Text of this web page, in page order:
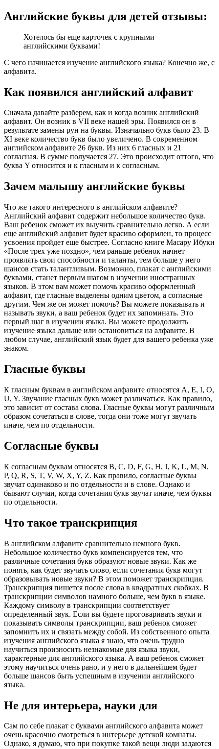
Английские буквы для детей отзывы:
Хотелось бы еще карточек с крупными
английскими буквами!
С чего начинается изучение английского языка? Конечно же, с
алфавита.
Как появился английский алфавит
Сначала давайте разберем, как и когда возник английский
алфавит. Он возник в VII веке нашей эры. Появился он в
результате замены рун на буквы. Изначально букв было 23. В
XI веке количество букв было увеличено. В современном
английском алфавите 26 букв. Из них 6 гласных и 21
согласная. В сумме получается 27. Это происходит оттого, что
буква Y относится и к гласным и к согласным.
Зачем малышу английские буквы
Что же такого интересного в английском алфавите?
Английский алфавит содержит небольшое количество букв.
Ваш ребенок сможет их выучить сравнительно легко. А если
еще английский алфавит будет красиво оформлен, то процесс
усвоения пройдет еще быстрее. Согласно книге Масару Ибуки
«После трех уже поздно», чем раньше ребенок начнет
проявлять свои способности и таланты, тем больше у него
шансов стать талантливым. Возможно, плакат с английскими
буквами, станет первым шагом в изучении иностранных
языков. В этом вам может помочь красиво оформленный
алфавит, где гласные выделены одним цветом, а согласные
другим. Чем же он может помочь? Вы можете показывать и
называть звуки, а ваш ребенок будет их запоминать. Это
первый шаг в изучении языка. Вы можете продолжить
изучение языка дальше или остановиться на алфавите. В
любом случае, английский язык будет для вашего ребенка уже
знаком.
Гласные буквы
К гласным буквам в английском алфавите относятся A, E, I, O,
U, Y. Звучание гласных букв может различаться. Как правило,
это зависит от состава слова. Гласные буквы могут различным
образом сочетаться в слове, тогда они тоже могут звучать
иначе, чем по отдельности.
Согласные буквы
К согласным буквам относятся B, C, D, F, G, H, J, K, L, M, N,
P, Q, R, S, T, V, W, X, Y, Z. Как правило, согласные буквы
звучат одинаково и по отдельности и в слове. Однако и
бывают случаи, когда сочетания букв звучат иначе, чем буквы
по отдельности.
Что такое транскрипция
В английском алфавите сравнительно немного букв.
Небольшое количество букв компенсируется тем, что
различные сочетания букв образуют новые звуки. Как же
понять, как будет звучать слово, если сочетания букв могут
образовывать новые звуки? В этом поможет транскрипция.
Транскрипция пишется после слова в квадратных скобках. В
транскрипции символов намного больше, чем букв в языке.
Каждому символу в транскрипции соответствует
определенный звук. Если вы будете проговаривать звуки и
показывать символы транскрипции, ваш ребенок сможет
запомнить их и связать между собой. Из собственного опыта
изучения английского языка я знаю, что очень трудно
научиться произносить незнакомые для языка звуки,
характерные для английского языка. А ваш ребенок сможет
этому научиться очень рано, и у него в дальнейшем будет
больше шансов быть успешным в изучении английского
языка.
Не для интерьера, науки для
Сам по себе плакат с буквами английского алфавита может
очень красочно смотреться в интерьере детской комнаты.
Однако, я думаю, что при покупке такой вещи люди задаются